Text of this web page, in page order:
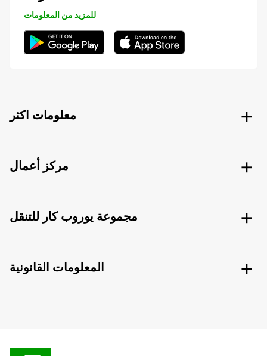
للمزيد من المعلومات
معلومات اكثر
مركز أعمال
مجموعة يوروب كار للتنقل
المعلومات القانونية